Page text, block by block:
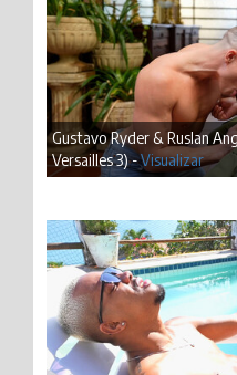
Gustavo Ryder & Ruslan
Versailles 3) -Visualizar